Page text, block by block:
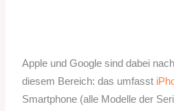
Apple und Google sind dabei
diesem Bereich: das umfasst
Smartphone (alle Modelle der